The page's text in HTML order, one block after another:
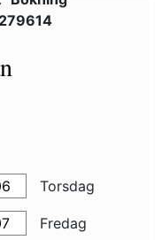
Torsdag
Fredag